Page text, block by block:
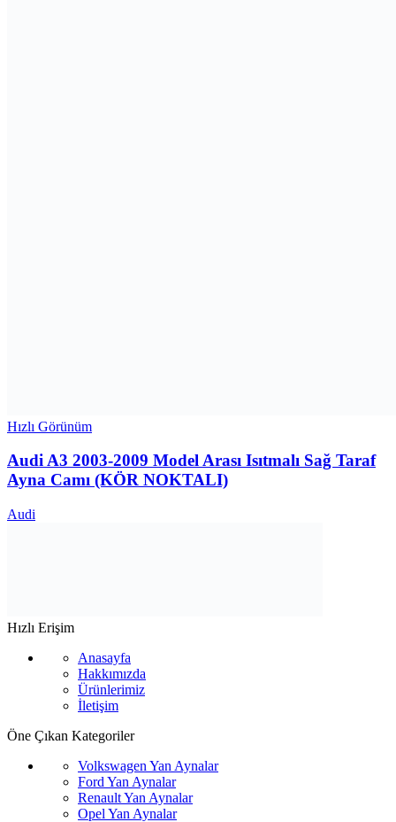
Hızlı Görünüm
Audi A3 2003-2009 Model Arası Isıtmalı Sağ Taraf
Ayna Camı (KÖR NOKTALI)
Audi
Hızlı Erişim
Anasayfa
Hakkımızda
Ürünlerimiz
İletişim
Öne Çıkan Kategoriler
Volkswagen Yan Aynalar
Ford Yan Aynalar
Renault Yan Aynalar
Opel Yan Aynalar